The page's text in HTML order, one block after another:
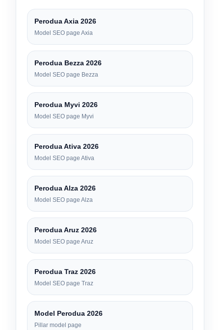
Perodua Axia 2026
Model SEO page Axia
Perodua Bezza 2026
Model SEO page Bezza
Perodua Myvi 2026
Model SEO page Myvi
Perodua Ativa 2026
Model SEO page Ativa
Perodua Alza 2026
Model SEO page Alza
Perodua Aruz 2026
Model SEO page Aruz
Perodua Traz 2026
Model SEO page Traz
Model Perodua 2026
Pillar model page